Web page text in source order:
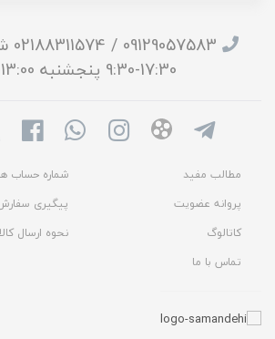
17:30-9:30 پنجشنبه 13:00-9:30
مطالب مفید
شماره حساب
پروانه عضویت
پیگیری
کاتالوگ
نحوه ارسال کالا
تماس با ما